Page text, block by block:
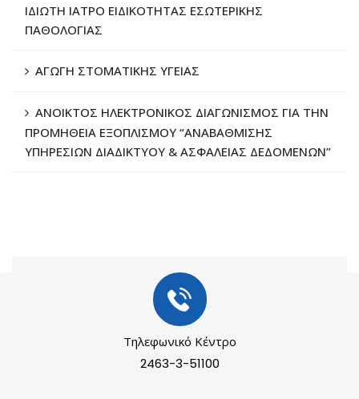
ΙΔΙΩΤΗ ΙΑΤΡΟ ΕΙΔΙΚΟΤΗΤΑΣ ΕΣΩΤΕΡΙΚΗΣ
ΠΑΘΟΛΟΓΙΑΣ
ΑΓΩΓΗ ΣΤΟΜΑΤΙΚΗΣ ΥΓΕΙΑΣ
ΑΝΟΙΚΤΟΣ ΗΛΕΚΤΡΟΝΙΚΟΣ ΔΙΑΓΩΝΙΣΜΟΣ ΓΙΑ ΤΗΝ
ΠΡΟΜΗΘΕΙΑ ΕΞΟΠΛΙΣΜΟΥ “ΑΝΑΒΑΘΜΙΣΗΣ
ΥΠΗΡΕΣΙΩΝ ΔΙΑΔΙΚΤΥΟΥ & ΑΣΦΑΛΕΙΑΣ ΔΕΔΟΜΕΝΩΝ”
Τηλεφωνικό Κέντρο
2463-3-51100